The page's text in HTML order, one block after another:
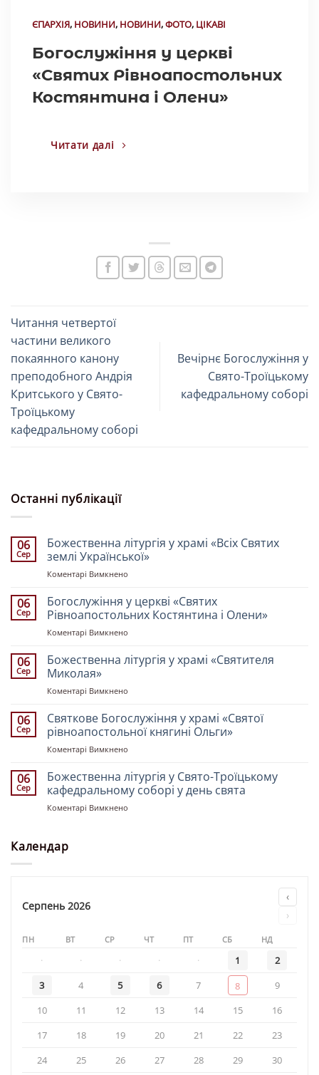
ЄПАРХІЯ, НОВИНИ, НОВИНИ,ФОТО, ЦІКАВІ
Богослужіння у церкві
«Святих Рівноапостольних
Костянтина і Олени»
Читати далі
Читання четвертої
частини великого
покаянного канону
преподобного Андрія
Критського у Свято-
Троїцькому
кафедральному соборі
Вечірнє Богослужіння у
Свято-Троїцькому
кафедральному соборі
Останні публікації
06
Сер
Божественна літургія у храмі «Всіх Святих
землі Української»
Коментарі Вимкнено
літургія
у
храмі
землі
Української»
06
Сер
Богослужіння у церкві «Святих
Рівноапостольних Костянтина і Олени»
Коментарі Вимкнено
у
церкві
і
Олени»
06
Сер
Божественна літургія у храмі «Святителя
Миколая»
Коментарі Вимкнено
літургія
у
храмі
06
Сер
Святкове Богослужіння у храмі «Святої
рівноапостольної княгині Ольги»
Коментарі Вимкнено
Богослужіння
у
храмі
06
Сер
Божественна літургія у Свято-Троїцькому
кафедральному соборі у день свята
Коментарі Вимкнено
Календар
Серпень 2026
‹
›
ПН ВТ СР ЧТ ПТ СБ НД
· · · · · 1
2
3
4 5 6 7 8
9
10
11 12 13 14 15
16
17
18 19 20 21 22
23
24
25 26 27 28 29 30